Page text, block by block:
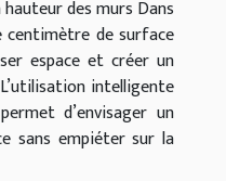
des murs Dans
centimètre de surface
espace et créer un
intelligente
d’envisager un
sans empiéter sur la